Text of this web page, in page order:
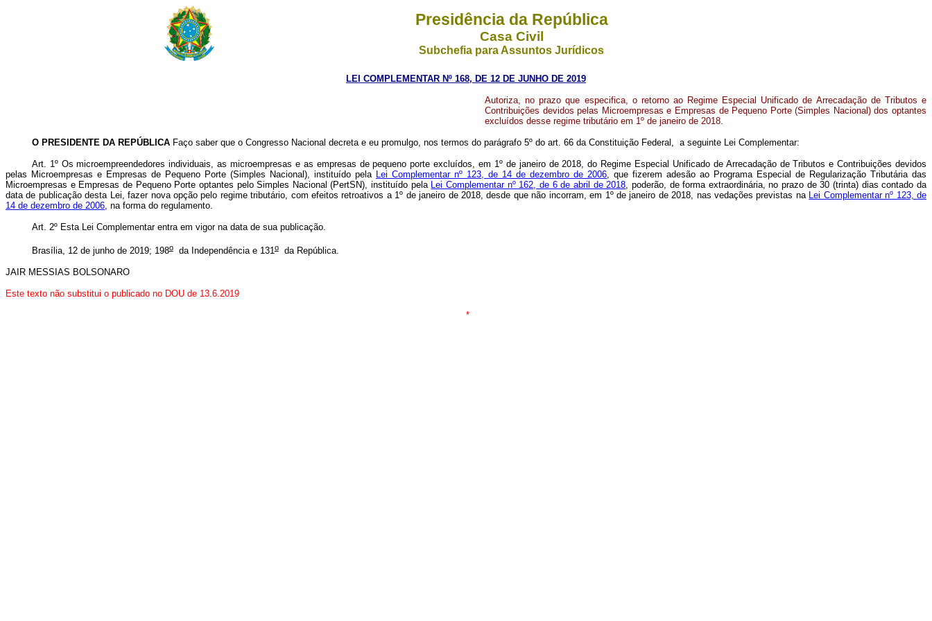
Presidência da República
Casa Civil
Subchefia para Assuntos Jurídicos
LEI COMPLEMENTAR Nº 168, DE 12 DE JUNHO DE 2019
Autoriza, no prazo que especifica, o retorno ao Regime Especial Unificado de Arrecadação de Tributos e
Contribuições devidos pelas Microempresas e Empresas de Pequeno Porte (Simples Nacional) dos optantes
excluídos desse regime tributário em 1º de janeiro de 2018.
O PRESIDENTE DA REPÚBLICAFaço saber que o Congresso Nacional decreta e eu promulgo, nos termos do parágrafo 5º do art. 66 da Constituição Federal, a seguinte Lei Complementar:
Art. 1º Os microempreendedores individuais, as microempresas e as empresas de pequeno porte excluídos, em 1º de janeiro de 2018, do Regime Especial Unificado de Arrecadação de Tributos e Contribuições devidos
pelas Microempresas e Empresas de Pequeno Porte (Simples Nacional), instituído pela Lei Complementar nº 123, de 14 de dezembro de 2006, que fizerem adesão ao Programa Especial de Regularização Tributária das
Microempresas e Empresas de Pequeno Porte optantes pelo Simples Nacional (PertSN), instituído pela Lei Complementar nº 162, de 6 de abril de 2018, poderão, de forma extraordinária, no prazo de 30 (trinta) dias contado da
data de publicação desta Lei, fazer nova opção pelo regime tributário, com efeitos retroativos a 1º de janeiro de 2018, desde que não incorram, em 1º de janeiro de 2018, nas vedações previstas na Lei Complementar nº 123, de
14 de dezembro de 2006, na forma do regulamento.
Art. 2º Esta Lei Complementar entra em vigor na data de sua publicação.
Brasília, 12 de junho de 2019; 198oda Independência e 131oda República.
JAIR MESSIAS BOLSONARO
Este texto não substitui o publicado no DOU de 13.6.2019
*